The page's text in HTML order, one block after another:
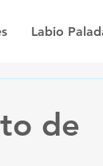
Labio
de